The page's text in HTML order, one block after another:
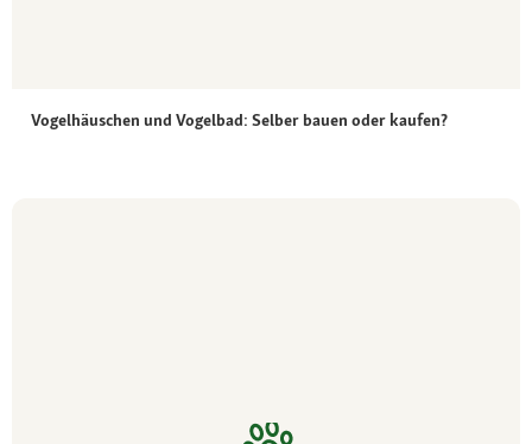
Vogelhäuschen und Vogelbad: Selber bauen oder kaufen?